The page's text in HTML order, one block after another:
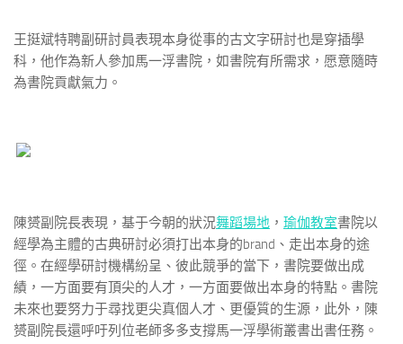
王挺斌特聘副研討員表現本身從事的古文字研討也是穿插學
科，他作為新人參加馬一浮書院，如書院有所需求，愿意隨時
為書院貢獻氣力。
陳赟副院長表現，基于今朝的狀況舞蹈場地 ， 瑜伽教室書院以
經學為主體的古典研討必須打出本身的brand、走出本身的途
徑。在經學研討機構紛呈、彼此競爭的當下，書院要做出成
績，一方面要有頂尖的人才，一方面要做出本身的特點。書院
未來也要努力于尋找更尖真個人才、更優質的生源，此外，陳
赟副院長還呼吁列位老師多多支撐馬一浮學術叢書出書任務。